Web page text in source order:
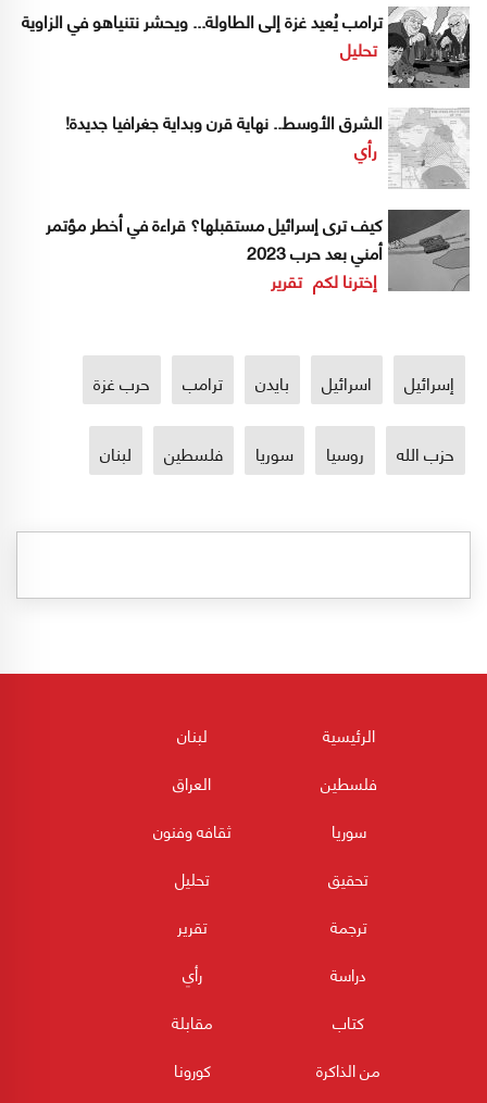
ترامب يُعيد غزة إلى الطاولة... ويحشر نتنياهو في الزاوية
تحليل
الشرق الأوسط.. نهاية قرن وبداية جغرافيا جديدة!
رأي
كيف ترى إسرائيل مستقبلها؟ قراءة في أخطر مؤتمر
أمني بعد حرب 2023
إخترنا لكم تقرير
إسرائيل اسرائيل بايدن ترامب حرب غزة
حزب الله روسيا سوريا فلسطين لبنان
الرئيسية
لبنان
فلسطين
العراق
سوريا
ثقافه وفنون
تحقيق
تحليل
ترجمة
تقرير
دراسة
رأي
كتاب
مقابلة
من الذاكرة
كورونا